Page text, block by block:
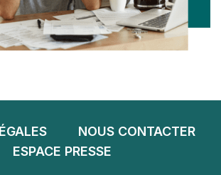
NOUS CONTACTER
ESPACE PRESSE